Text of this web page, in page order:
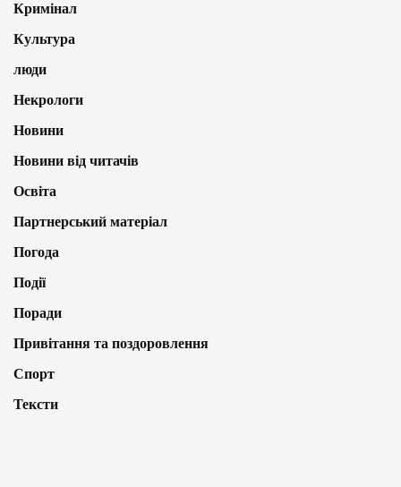
Кримінал
Культура
люди
Некрологи
Новини
Новини від читачів
Освіта
Партнерський матеріал
Погода
Події
Поради
Привітання та поздоровлення
Спорт
Тексти